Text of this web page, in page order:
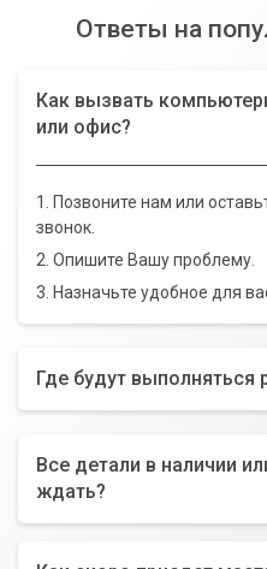
Ответы на
Как вызвать
или офис?
1. Позвоните нам или
звонок.
2. Опишите Вашу проблему.
3. Назначьте удобное для
Где будут выполняться
Все детали в наличии
ждать?